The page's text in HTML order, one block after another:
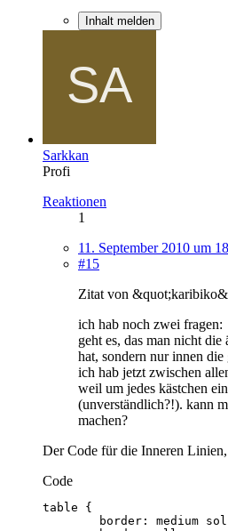
Inhalt melden
Sarkkan
Profi
Reaktionen
1
11. September 2010 um
#15
Zitat von
ich hab noch zwei fragen:
geht es, das man nicht die
hat, sondern nur innen
ich hab jetzt zwischen
weil um jedes kästchen
(unverständlich?!). kann
machen?
Der Code für die Inneren Linien,
Code